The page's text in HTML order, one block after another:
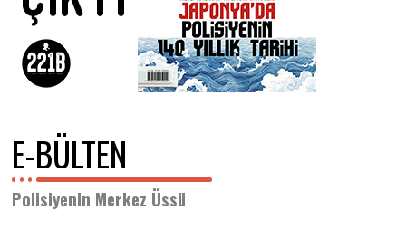
E-BÜLTEN
Polisiyenin Merkez Üssü